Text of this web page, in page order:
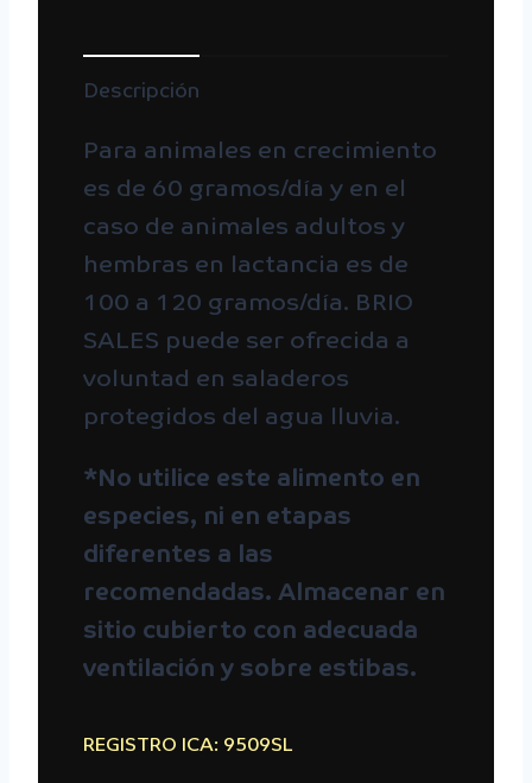
Descripción
Para animales en crecimiento
es de 60 gramos/día y en el
caso de animales adultos y
hembras en lactancia es de
100 a 120 gramos/día. BRIO
SALES puede ser ofrecida a
voluntad en saladeros
protegidos del agua lluvia.
*No utilice este alimento en
especies, ni en etapas
diferentes a las
recomendadas. Almacenar en
sitio cubierto con adecuada
ventilación y sobre estibas.
REGISTRO ICA: 9509SL